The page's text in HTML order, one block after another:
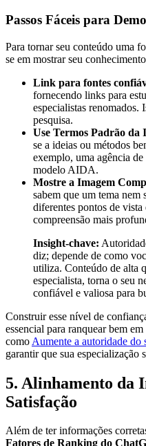
Passos Fáceis para
Para tornar seu conteúdo uma
se em mostrar seu
Link para fontes
fornecendo links para
especialistas renomados.
pesquisa.
Use Termos Padrão da
se a ideias ou métodos
exemplo, uma agência
modelo AIDA.
Mostre a Imagem
sabem que um tema nem
diferentes pontos de
compreensão mais
Insight-chave:
diz; depende de como
utiliza. Conteúdo de alta
especialista, torna o seu
confiável e valiosa para
Construir esse nível de
essencial para ranquear bem
como Aumente a autoridade do
garantir que sua especialização
5. Alinhamento da
Satisfação
Além de ter informações
Fatores de Ranking do